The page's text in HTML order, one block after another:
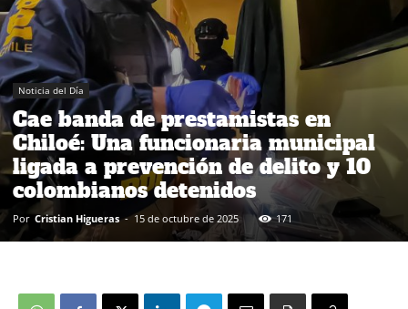
Noticia del Día
Cae banda de prestamistas en
Chiloé: Una funcionaria municipal
ligada a prevención de delito y 10
colombianos detenidos
Por Cristian Higueras - 15 de octubre de 2025 171